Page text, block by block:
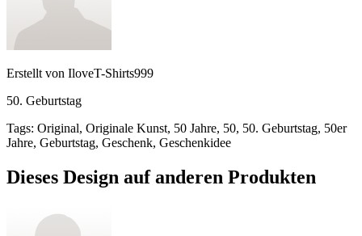
Erstellt von IloveT-Shirts999
50. Geburtstag
Tags: Original, Originale Kunst, 50 Jahre, 50, 50. Geburtstag, 50er
Jahre, Geburtstag, Geschenk, Geschenkidee
Dieses Design auf anderen Produkten